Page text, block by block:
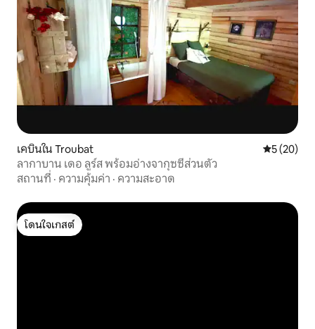
เคบินใน Troubat คะแนนเฉลี่
5 (20)
ลากาบาน เดอ ลูร์ส พร้อมอ่างจากุซซี่ส่วนตัว
สถานที่ · ความคุ้มค่า · ความสะอาด
โดนใจเกสต์
โดนใจเกสต์